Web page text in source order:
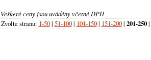
Veškeré ceny jsou uváděny včetně DPH
Zvolte stranu: 1-50| 51-100| 101-150| 151-200| 201-250|